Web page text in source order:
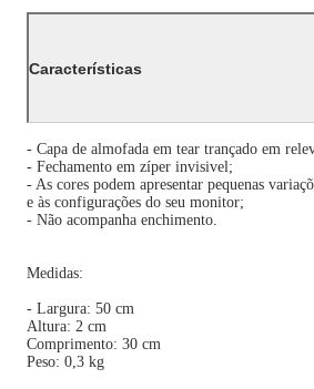
Características
- Capa de almofada em tear trançado em
- Fechamento em zíper invisivel;
- As cores podem apresentar pequenas
e às configurações do seu monitor;
- Não acompanha enchimento.
Medidas:
- Largura: 50 cm
Altura: 2 cm
Comprimento: 30 cm
Peso: 0,3 kg